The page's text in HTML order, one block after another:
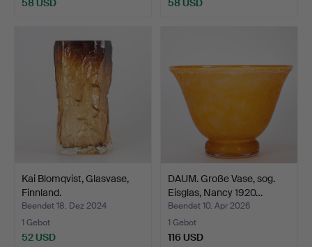
58 USD 58 USD
Kai Blomqvist, Glasvase,
Finnland.
Beendet 18. Dez 2024
1 Gebot
52 USD
DAUM. Große Vase, sog.
Eisglas, Nancy 1920…
Beendet 10. Apr 2026
1 Gebot
116 USD